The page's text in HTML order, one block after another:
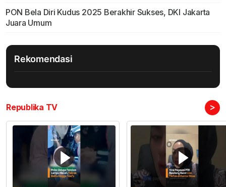
PON Bela Diri Kudus 2025 Berakhir Sukses, DKI Jakarta
Juara Umum
Rekomendasi
Republika TV >